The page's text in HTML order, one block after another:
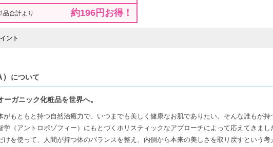
品合計より 約196円お得！
ント
について
ガニック化粧品を世界へ。
がもともと持つ自然治癒力で、いつまでも美しく健康なお肌でありたい。そんな誰もが持
学（アントロポゾフィー）にもとづくホリスティックなアプローチによって応えてきまし
けを使って、人間が持つ体のバランスを整え、内側から本来の美しさを取り戻すという考